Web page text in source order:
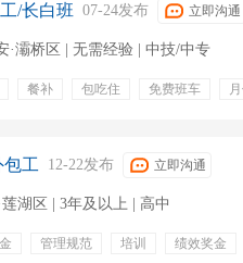
/长白班 07-24发布 立即沟通
·灞桥区 | 无需经验 | 中技/中专
餐补 包吃住 免费班车
包工 12-22发布 立即沟通
莲湖区 | 3年及以上 | 高中
管理规范 培训 绩效奖金